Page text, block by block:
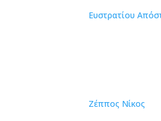
Ευστρατίου
Ζέππος Νίκος